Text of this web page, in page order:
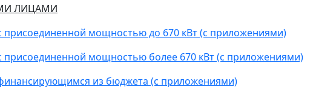
ЛИЦАМИ
присоединенной мощностью до 670 кВт (с приложениями)
присоединенной мощностью более 670 кВт (с приложениями)
из бюджета (с приложениями)